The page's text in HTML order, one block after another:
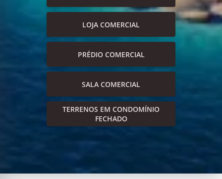
LOJA COMERCIAL
PRÉDIO COMERCIAL
SALA COMERCIAL
TERRENOS EM CONDOMÍNIO
FECHADO